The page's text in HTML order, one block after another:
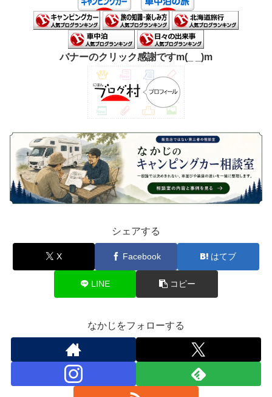
バナーのクリック感謝ですm(_ _)m
シェアする
X Facebook はてブ
LINE コピー
なかじをフォローする